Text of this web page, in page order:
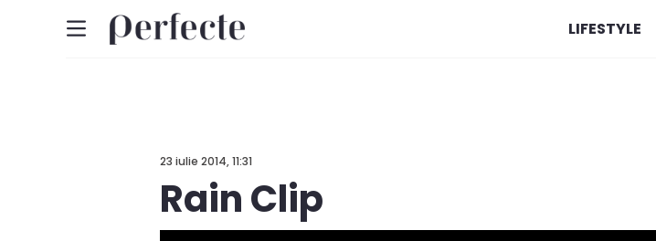
LIFESTYLE
23 iulie 2014, 11:31
Rain Clip